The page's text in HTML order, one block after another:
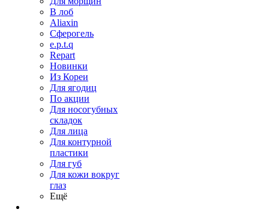
В лоб
Aliaxin
Сферогель
e.p.t.q
Repart
Новинки
Из Кореи
Для ягодиц
По акции
Для носогубных
складок
Для лица
Для контурной
пластики
Для губ
Для кожи вокруг
глаз
Ещё